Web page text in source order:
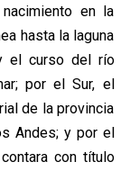
en la
hasta la laguna
el curso del río
por el Sur, el
de la provincia
Andes; y por el
con título